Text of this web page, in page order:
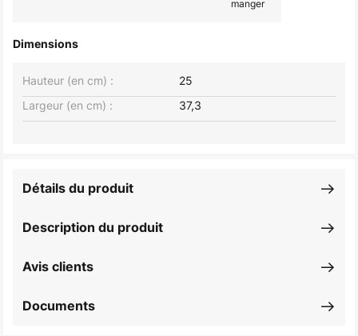
manger
Dimensions
Largeur (en cm) : 37,3
Hauteur (en cm) : 25
Description du produit
Détails du produit
Avis clients
Documents